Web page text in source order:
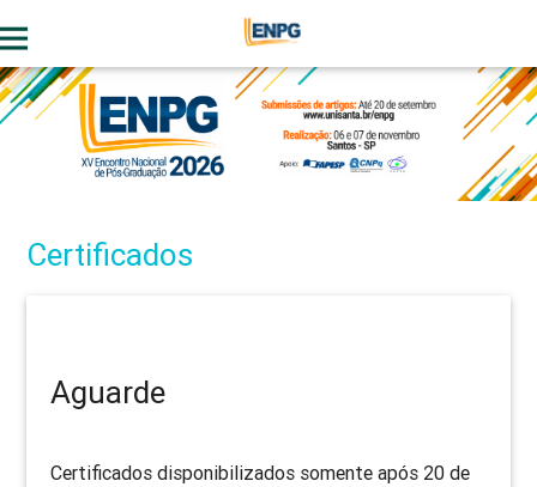
Certificados
Aguarde
Certificados disponibilizados somente após 20 de